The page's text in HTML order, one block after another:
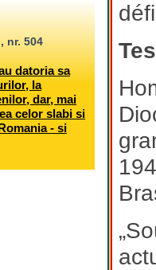
nr. 504
datoria sa
la
dar, mai
celor slabi si
- si